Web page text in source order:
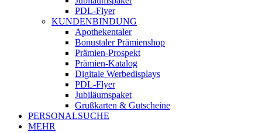
PDL-Flyer
KUNDENBINDUNG
Apothekentaler
Bonustaler Prämienshop
Prämien-Prospekt
Prämien-Katalog
Digitale Werbedisplays
PDL-Flyer
Jubiläumspaket
Grußkarten & Gutscheine
PERSONALSUCHE
MEHR